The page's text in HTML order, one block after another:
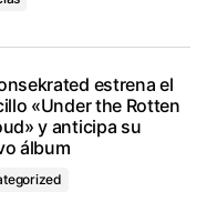
estrena el
«Under the Rotten
y anticipa su
álbum